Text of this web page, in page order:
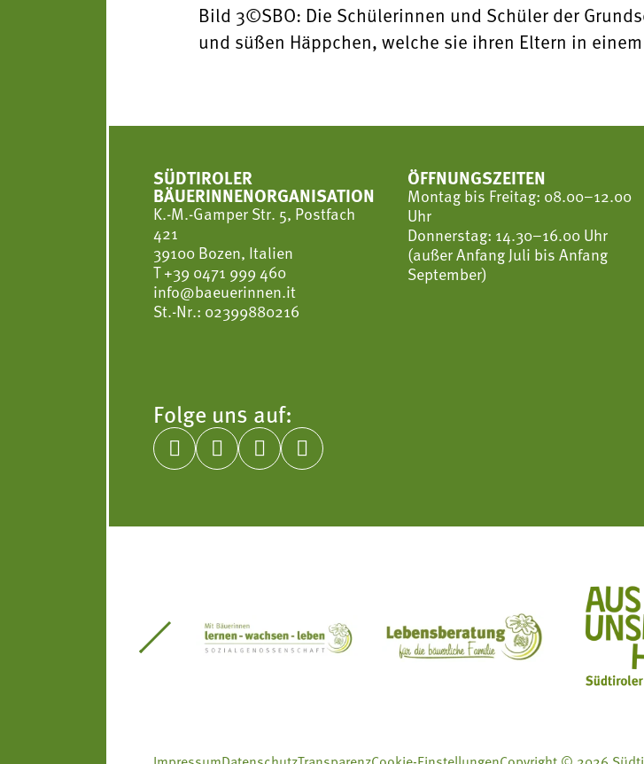
Bild 3©SBO: Die Schülerinnen und Schüler der
und süßen Häppchen, welche sie ihren Eltern in
SÜDTIROLER
BÄUERINNENORGANISATION
K.-M.-Gamper Str. 5, Postfach
421
39100 Bozen, Italien
T+39 0471 999 460
info@baeuerinnen.it
St.-Nr.: 02399880216
ÖFFNUNGSZEITEN
Montag bis Freitag: 08.00–12.00
Uhr
Donnerstag: 14.30–16.00 Uhr
(außer Anfang Juli bis Anfang
September)
Folge uns auf:
   
Südtiroler Gärtnervereinigung Sozialgenossenschaft Mit Bäuerinnen lernen - wachsen -
Lebensberatung für die